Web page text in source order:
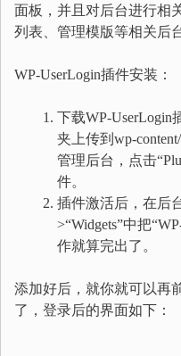
面板，并且对后台进行相
列表、管理模版等相关后
WP-UserLogin插件安装：
下载WP-
夹上传到wp-
管理后台，点击
件。
插件激活后，在后
>“Widgets”中把
作就算完出了。
添加好后，就你就可以再
了，登录后的界面如下：